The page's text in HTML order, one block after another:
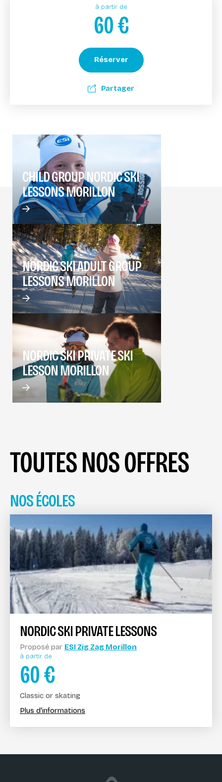
à partir de
60€
Réserver
Partager
CHILD GROUP NORDIC SKI
LESSONS MORILLON
NORDIC SKI ADULT GROUP
LESSONS MORILLON
NORDIC SKI PRIVATE SKI
LESSON MORILLON
TOUTES NOS OFFRES
NOS ÉCOLES
NORDIC SKI PRIVATE LESSONS
Proposé par ESI Zig Zag Morillon
à partir de
60€
Classic or skating
Plus d'informations